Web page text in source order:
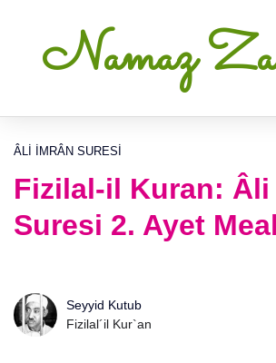
Namaz
ÂLI İMRÂN SURESI
Fizilal-il Kuran: Âli
Suresi 2. Ayet
Seyyid Kutub
Fizilal´il Kur`an